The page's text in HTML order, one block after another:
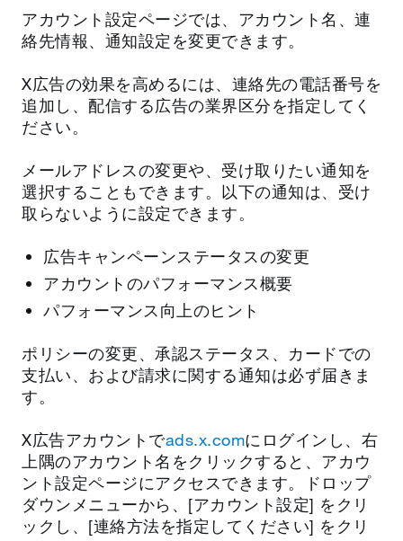
アカウント設定ページでは、アカウント名、連
絡先情報、通知設定を変更できます。
X広告の効果を高めるには、連絡先の電話番号を
追加し、配信する広告の業界区分を指定してく
ださい。
メールアドレスの変更や、受け取りたい通知を
選択することもできます。以下の通知は、受け
取らないように設定できます。
広告キャンペーンステータスの変更
アカウントのパフォーマンス概要
パフォーマンス向上のヒント
ポリシーの変更、承認ステータス、カードでの
支払い、および請求に関する通知は必ず届きま
す。
X広告アカウントでads.x.comにログインし、右
上隅のアカウント名をクリックすると、アカウ
ント設定ページにアクセスできます。ドロップ
ダウンメニューから、[アカウント設定] をクリ
ックし、[連絡方法を指定してください] をクリ